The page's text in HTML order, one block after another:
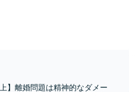
】離婚問題は精神的なダメー